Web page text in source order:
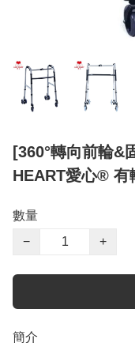
[360°轉向前輪&
HEART愛心® 有
數量
−
+
簡介